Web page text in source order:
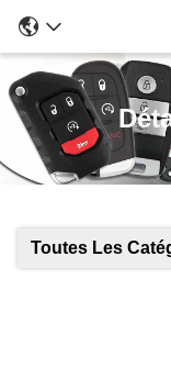
Toutes Les